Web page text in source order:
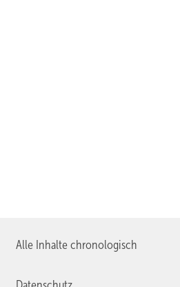
Alle Inhalte chronologisch